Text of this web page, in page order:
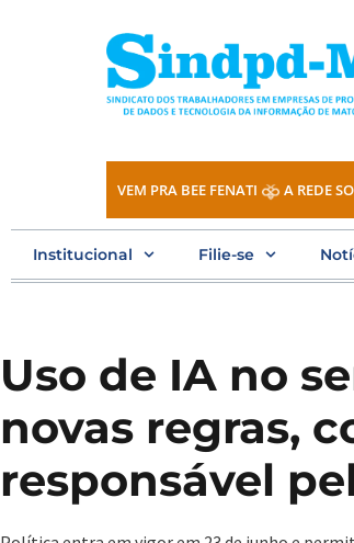
VEM PRA BEE FENATI A REDE
Institucional Filie-se
Uso de IA no
novas regras,
responsável